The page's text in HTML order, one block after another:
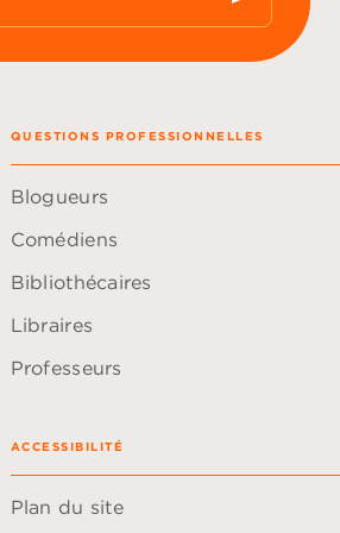
QUESTIONS PROFESSIONNELLES
Blogueurs
Comédiens
Bibliothécaires
Libraires
Professeurs
ACCESSIBILITÉ
Plan du site